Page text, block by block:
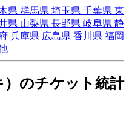
県 群馬県 埼玉県 千葉県 東
県 山梨県 長野県 岐阜県 静
兵庫県 広島県 香川県 福岡
のチケット統計